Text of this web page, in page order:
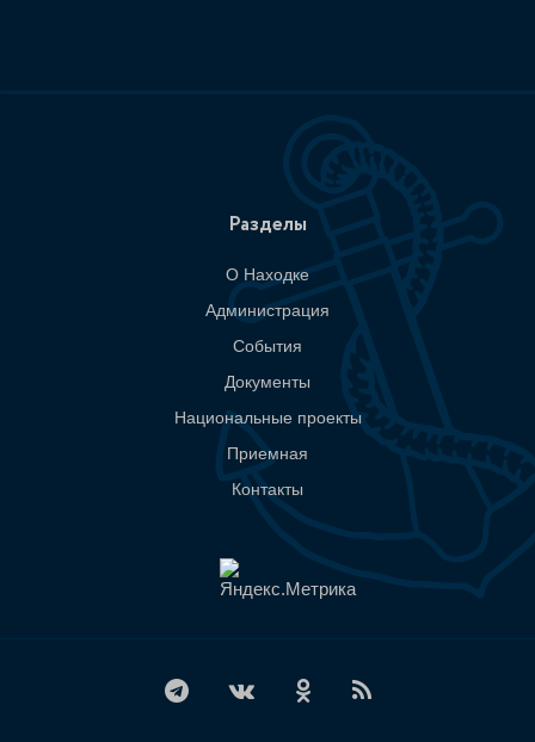
Разделы
О Находке
Администрация
События
Документы
Национальные проекты
Приемная
Контакты